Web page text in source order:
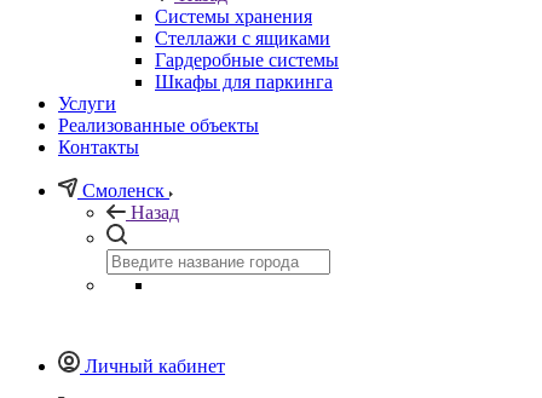
Системы хранения
Стеллажи с ящиками
Гардеробные системы
Шкафы для паркинга
Услуги
Реализованные объекты
Контакты
Смоленск
Назад
Личный кабинет